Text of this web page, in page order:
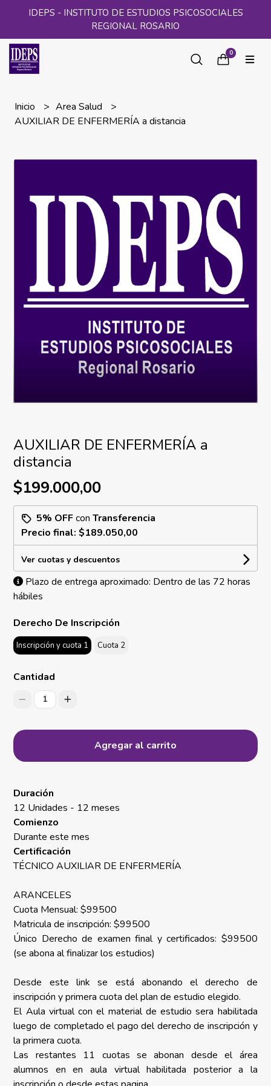
IDEPS - INSTITUTO DE ESTUDIOS PSICOSOCIALES
REGIONAL ROSARIO
0
Inicio
Area Salud
AUXILIAR DE ENFERMERÍA a distancia
AUXILIAR DE ENFERMERÍA a
distancia
$199.000,00
5% OFFconTransferencia
Precio final:$189.050,00
Ver cuotas y descuentos
Plazo de entrega aproximado: Dentro de las 72 horas
hábiles
Derecho De Inscripción
Inscripción y cuota 1 Cuota 2
Cantidad
1
Agregar al carrito
Duración
12 Unidades - 12 meses
Comienzo
Durante este mes
Certificación
TÉCNICO AUXILIAR DE ENFERMERÍA
ARANCELES
Cuota Mensual: $99500
Matricula de inscripción: $99500
Único Derecho de examen final y certificados: $99500
(se abona al finalizar los estudios)
Desde este link se está abonando el derecho de
inscripción y primera cuota del plan de estudio elegido.
El Aula virtual con el material de estudio sera habilitada
luego de completado el pago del derecho de inscripción y
la primera cuota.
Las restantes 11 cuotas se abonan desde el área
alumnos en en aula virtual habilitada posterior a la